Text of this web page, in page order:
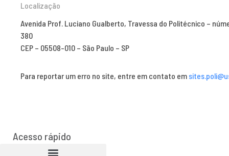
Localização
Avenida Prof. Luciano Gualberto, Travessa do Politécnico –
380
CEP – 05508-010 – São Paulo – SP
Para reportar um erro no site, entre em contato em
Acesso rápido